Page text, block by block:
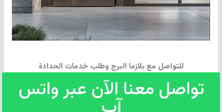
للتواصل مع بلازما البرج وطلب خدمات الحدادة
تواصل معنا الآن عبر واتس